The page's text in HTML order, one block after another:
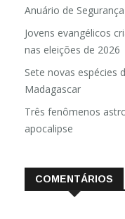
Anuário de
Jovens evangélicos
nas eleições de 2026
Sete novas espécies
Madagascar
Três fenômenos
apocalipse
COMENTÁRIOS